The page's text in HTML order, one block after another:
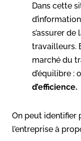
Dans cette
s’assurer
travailleurs.
marché du
d’équilibre :
d’efficience.
On peut identifier
l’entreprise à